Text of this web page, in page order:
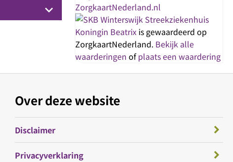
keyboard_arrow_down
Streekziekenhuis
Koningin Beatrix is gewaardeerd op
ZorgkaartNederland. Bekijk alle
waarderingen ofplaats een waardering
Over deze website
Disclaimer
Privacyverklaring